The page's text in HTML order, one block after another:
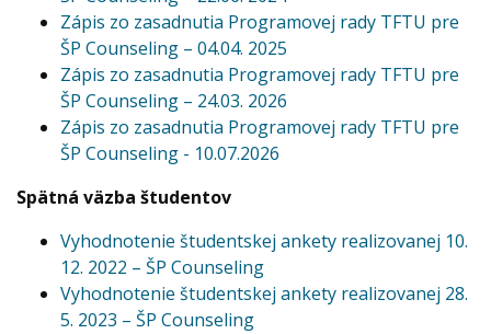
Zápis zo zasadnutia Programovej rady TFTU pre
ŠP Counseling – 04.04. 2025
Zápis zo zasadnutia Programovej rady TFTU pre
ŠP Counseling – 24.03. 2026
Zápis zo zasadnutia Programovej rady TFTU pre
ŠP Counseling - 10.07.2026
Spätná väzba študentov
Vyhodnotenie študentskej ankety realizovanej 10.
12. 2022 – ŠP Counseling
Vyhodnotenie študentskej ankety realizovanej 28.
5. 2023 – ŠP Counseling